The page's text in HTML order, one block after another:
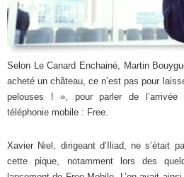
Selon Le Canard Enchainé, Martin
acheté un château, ce n’est pas pour
pelouses ! », pour parler de l’arrivée
téléphonie mobile : Free.
Xavier Niel, dirigeant d’Iliad, ne s’était
cette pique, notamment lors des